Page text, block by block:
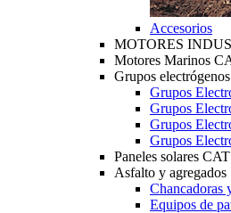
Accesorios
MOTORES
Motores Marinos
Grupos electrógenos
Grupos
Grupos
Grupos
Grupos
Paneles solares CAT
Asfalto y agregados
Chancadoras
Equipos de